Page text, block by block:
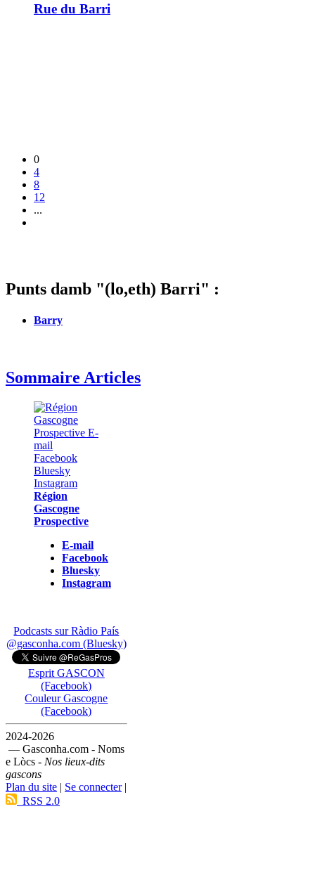
Rue du Barri
0
4
8
12
...
Punts damb "(lo,eth) Barri" :
Barry
Sommaire Articles
Région
Gascogne
Prospective
E-mail
Facebook
Bluesky
Instagram
Podcasts sur Ràdio País
@gasconha.com (Bluesky)
Esprit GASCON
(Facebook)
Couleur Gascogne
(Facebook)
2024-2026
— Gasconha.com - Noms
e Lòcs - Nos lieux-dits
gascons
Plan du site | Se connecter|
RSS 2.0